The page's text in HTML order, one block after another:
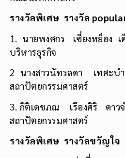
รางวัลพิเศษ รางวัล
1. นายพงศกร เซี่ยงหย็อง เ
บริหารธุรกิจ
2 นางสาวนัทรลดา เทศะบ
สถาปัตยกรรมศาสตร์
3. กิติเดชภณ เรืองศิริ ดาวจ
สถาปัตยกรรมศาสตร์
รางวัลพิเศษ รางวัลขวัญใจ